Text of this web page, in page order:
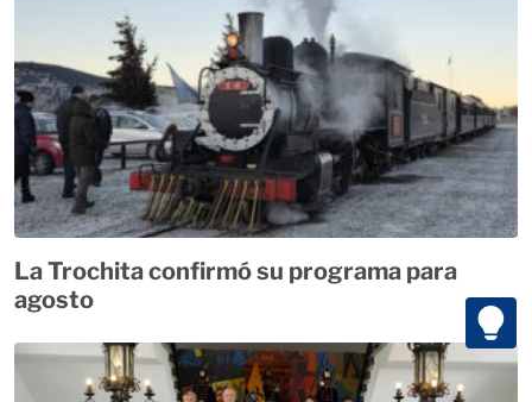
La Trochita confirmó su programa para
agosto